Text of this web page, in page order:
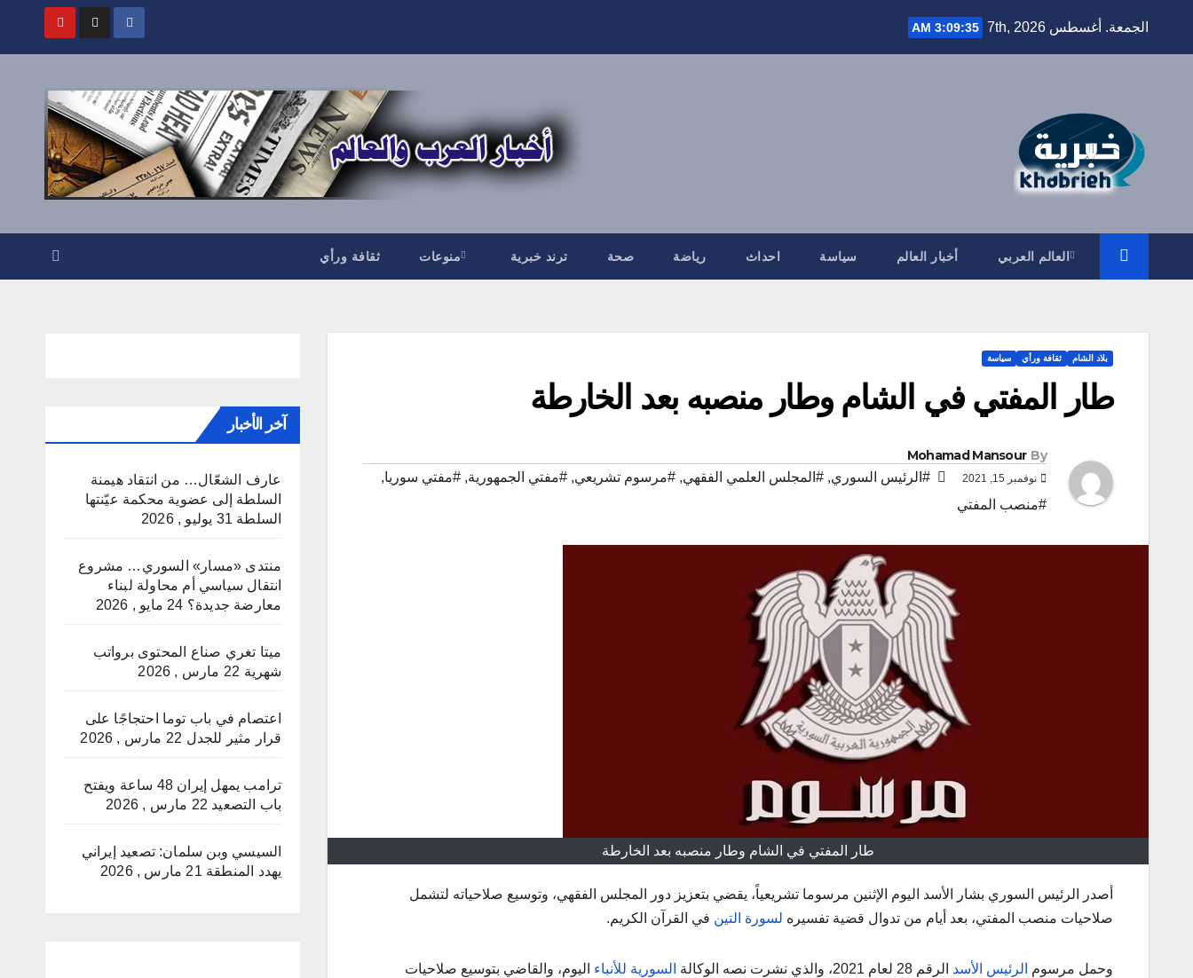
الجمعة. أغسطس 7th, 2026 3:09:36 AM
العالم العربي أخبار العالم سياسة احداث رياضة صحة ترند خبرية منوعات ثقافة ورأي
بلاد الشام ثقافة ورأي سياسة
طار المفتي في الشام وطار منصبه بعد الخارطة
By
Mohamad Mansour
نوفمبر 15, 2021 #الرئيس السوري, #المجلس العلمي الفقهي, #مرسوم تشريعي, #مفتي الجمهورية, #مفتي سوريا,
#منصب المفتي
طار المفتي في الشام وطار منصبه بعد الخارطة
أصدر الرئيس السوري بشار الأسد اليوم الإثنين مرسوما تشريعياً، يقضي بتعزيز دور المجلس الفقهي، وتوسيع صلاحياته لتشمل
صلاحيات منصب المفتي، بعد أيام من تدوال قضية تفسيره لسورة التين في القرآن الكريم.
وحمل مرسوم الرئيس الأسد الرقم 28 لعام 2021، والذي نشرت نصه الوكالة السورية للأنباء اليوم، والقاضي بتوسيع صلاحيات
آخر الأخبار
عارف الشعّال… من انتقاد هيمنة
السلطة إلى عضوية محكمة عيّنتها
السلطة 31 يوليو , 2026
منتدى «مسار» السوري… مشروع
انتقال سياسي أم محاولة لبناء
معارضة جديدة؟ 24 مايو , 2026
ميتا تغري صناع المحتوى برواتب
شهرية 22 مارس , 2026
اعتصام في باب توما احتجاجًا على
قرار مثير للجدل 22 مارس , 2026
ترامب يمهل إيران 48 ساعة ويفتح
باب التصعيد 22 مارس , 2026
السيسي وبن سلمان: تصعيد إيراني
يهدد المنطقة 21 مارس , 2026